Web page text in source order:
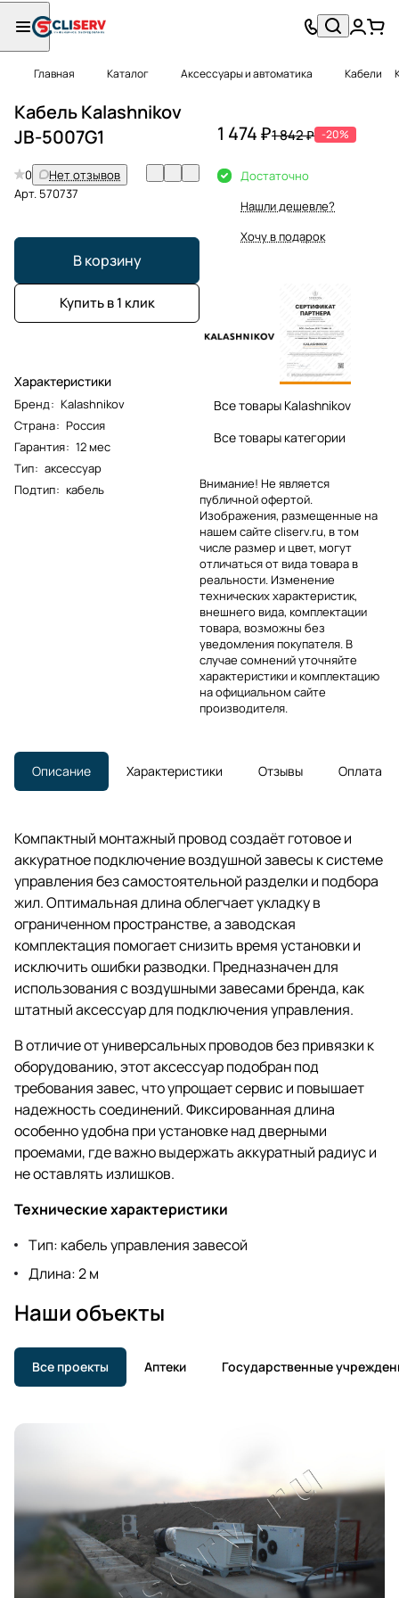
Главная Каталог Аксессуары и автоматика Кабели
Кабель Kalashnikov
JB-5007G1
0
Нет отзывов
Арт. 570737
В корзину
Купить в 1 клик
Характеристики
Бренд: Kalashnikov
Страна: Россия
Гарантия: 12 мес
Тип: аксессуар
Подтип: кабель
1 474 ₽1 842 ₽ -20%
Достаточно
Нашли дешевле?
Хочу в подарок
Все товары Kalashnikov
Все товары категории
Внимание! Не является
публичной офертой.
Изображения, размещенные на
нашем сайте cliserv.ru, в том
числе размер и цвет, могут
отличаться от вида товара в
реальности. Изменение
технических характеристик,
внешнего вида, комплектации
товара, возможны без
уведомления покупателя. В
случае сомнений уточняйте
характеристики и комплектацию
на официальном сайте
производителя.
Описание Характеристики Отзывы Оплата
Компактный монтажный провод создаёт готовое и
аккуратное подключение воздушной завесы к системе
управления без самостоятельной разделки и подбора
жил. Оптимальная длина облегчает укладку в
ограниченном пространстве, а заводская
комплектация помогает снизить время установки и
исключить ошибки разводки. Предназначен для
использования с воздушными завесами бренда, как
штатный аксессуар для подключения управления.
В отличие от универсальных проводов без привязки к
оборудованию, этот аксессуар подобран под
требования завес, что упрощает сервис и повышает
надежность соединений. Фиксированная длина
особенно удобна при установке над дверными
проемами, где важно выдержать аккуратный радиус и
не оставлять излишков.
Технические характеристики
Тип: кабель управления завесой
Длина: 2 м
Наши объекты
Все проекты Аптеки Государственные